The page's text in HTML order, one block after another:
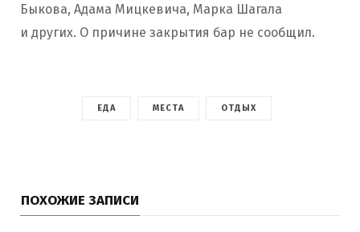
Быкова, Адама Мицкевича, Марка Шагала
и других. О причине закрытия бар не сообщил.
ЕДА МЕСТА ОТДЫХ
ПОХОЖИЕ ЗАПИСИ